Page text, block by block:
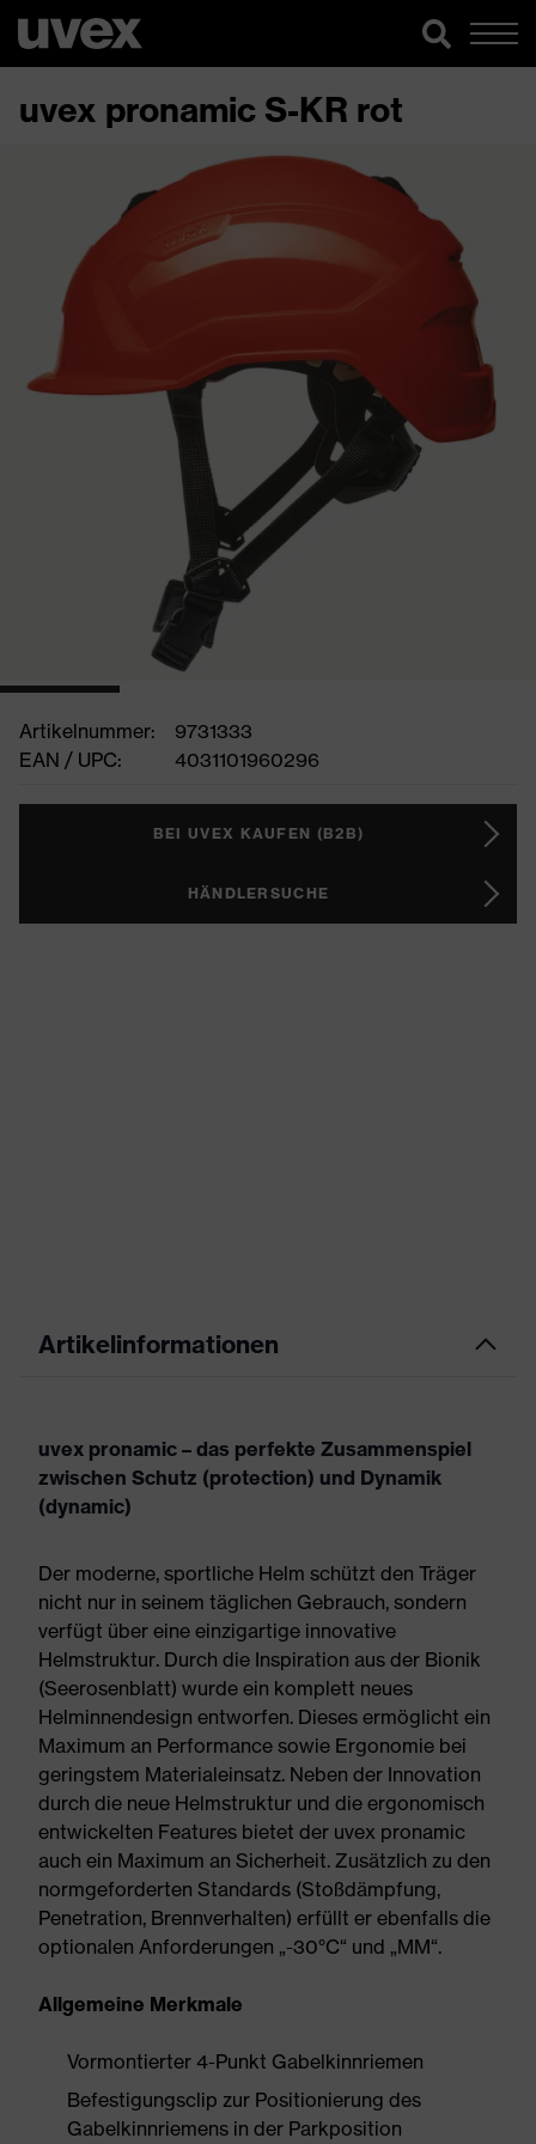
uvex pronamic S-KR rot
Artikelnummer:
9731333
EAN / UPC:
4031101960296
BEI UVEX KAUFEN (B2B)
HÄNDLERSUCHE
Artikelinformationen
uvex pronamic – das perfekte Zusammenspiel
zwischen Schutz (protection) und Dynamik
(dynamic)
Der moderne, sportliche Helm schützt den Träger
nicht nur in seinem täglichen Gebrauch, sondern
verfügt über eine einzigartige innovative
Helmstruktur. Durch die Inspiration aus der Bionik
(Seerosenblatt) wurde ein komplett neues
Helminnendesign entworfen. Dieses ermöglicht ein
Maximum an Performance sowie Ergonomie bei
geringstem Materialeinsatz. Neben der Innovation
durch die neue Helmstruktur und die ergonomisch
entwickelten Features bietet der uvex pronamic
auch ein Maximum an Sicherheit. Zusätzlich zu den
normgeforderten Standards (Stoßdämpfung,
Penetration, Brennverhalten) erfüllt er ebenfalls die
optionalen Anforderungen „-30°C“ und „MM“.
Allgemeine Merkmale
Vormontierter 4-Punkt Gabelkinnriemen
Befestigungsclip zur Positionierung des
Gabelkinnriemens in der Parkposition